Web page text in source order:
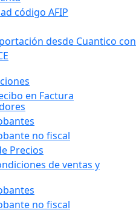
código AFIP
desde Cuantico con
en Factura
no fiscal
Precios
de ventas y
no fiscal